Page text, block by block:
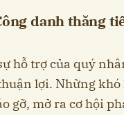
danh thăng
hỗ trợ của quý
lợi. Những
gỡ, mở ra cơ hội